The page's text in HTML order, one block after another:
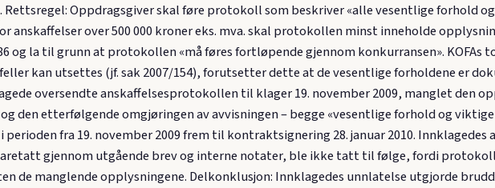
. Rettsregel: Oppdragsgiver skal føre protokoll som beskriver «alle vesentlige forhold
anskaffelser over 500 000 kroner eks. mva. skal protokollen minst inneholde
og la til grunn at protokollen «må føres fortløpende gjennom konkurransen». KOFAs
kan utsettes (jf. sak 2007/154), forutsetter dette at de vesentlige forholdene er
oversendte anskaffelsesprotokollen til klager 19. november 2009, manglet den
den etterfølgende omgjøringen av avvisningen – begge «vesentlige forhold og
fra 19. november 2009 frem til kontraktsignering 28. januar 2010. Innklagedes
gjennom utgående brev og interne notater, ble ikke tatt til følge, fordi
de manglende opplysningene. Delkonklusjon: Innklagedes unnlatelse utgjorde